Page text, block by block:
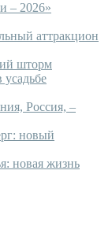
– 2026»
аттракцион
шторм
Россия, –
новый
новая жизнь